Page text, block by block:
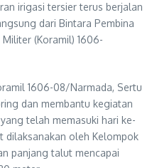
irigasi tersier terus berjalan
dari Bintara Pembina
(Koramil) 1606-
1606-08/Narmada, Sertu
dan membantu kegiatan
telah memasuki hari ke-
dilaksanakan oleh Kelompok
panjang talut mencapai